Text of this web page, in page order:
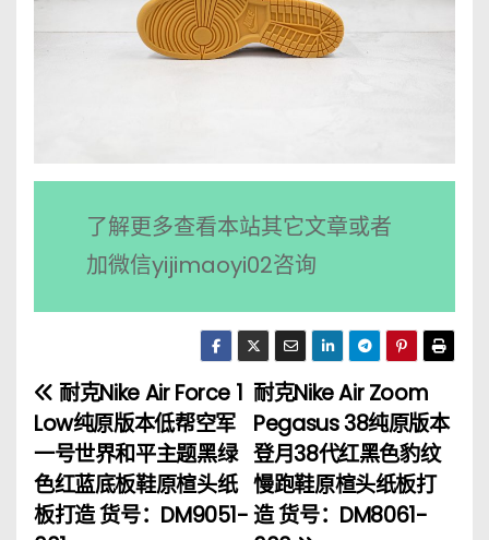
了解更多查看本站其它文章或者
加微信yijimaoyi02咨询
文
章
导
耐克Nike Air Zoom
Pegasus 38纯原版本
登月38代红黑色豹纹
慢跑鞋原楦头纸板打
造 货号：DM8061-
耐克Nike Air Force 1
Low纯原版本低帮空军
一号世界和平主题黑绿
色红蓝底板鞋原楦头纸
板打造 货号：DM9051-